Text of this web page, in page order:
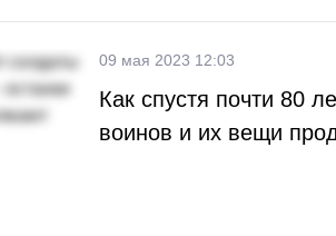
09 мая 2023 12:03
Как спустя почти 80
воинов и их вещи